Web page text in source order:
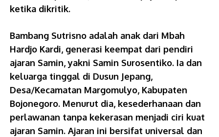
ketika dikritik.
Bambang Sutrisno adalah anak dari Mbah
Hardjo Kardi, generasi keempat dari pendiri
ajaran Samin, yakni Samin Surosentiko. Ia dan
keluarga tinggal di Dusun Jepang,
Desa/Kecamatan Margomulyo, Kabupaten
Bojonegoro. Menurut dia, kesederhanaan dan
perlawanan tanpa kekerasan menjadi ciri kuat
ajaran Samin. Ajaran ini bersifat universal dan